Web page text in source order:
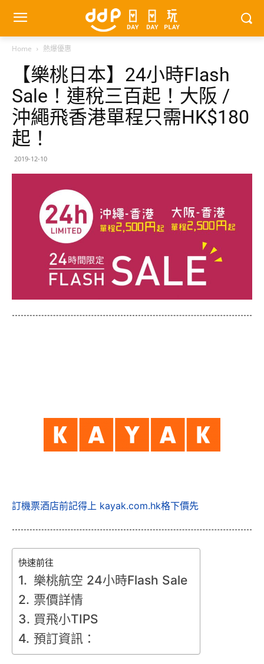
Home 熱爆優惠
【樂桃日本】24小時Flash
Sale！連稅三百起！大阪 /
沖繩飛香港單程只需HK$180
起！
2019-12-10
訂機票酒店前記得上 kayak.com.hk格下價先
快速前往
樂桃航空 24小時Flash Sale
票價詳情
買飛小TIPS
預訂資訊：